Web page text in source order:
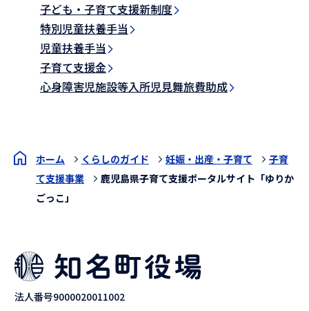
子ども・子育て支援新制度
特別児童扶養手当
児童扶養手当
子育て支援金
心身障害児施設等入所児見舞旅費助成
ホーム くらしのガイド 妊娠・出産・子育て
子育
て支援事業
鹿児島県子育て支援ポータルサイト「ゆりか
ごっこ」
法人番号9000020011002